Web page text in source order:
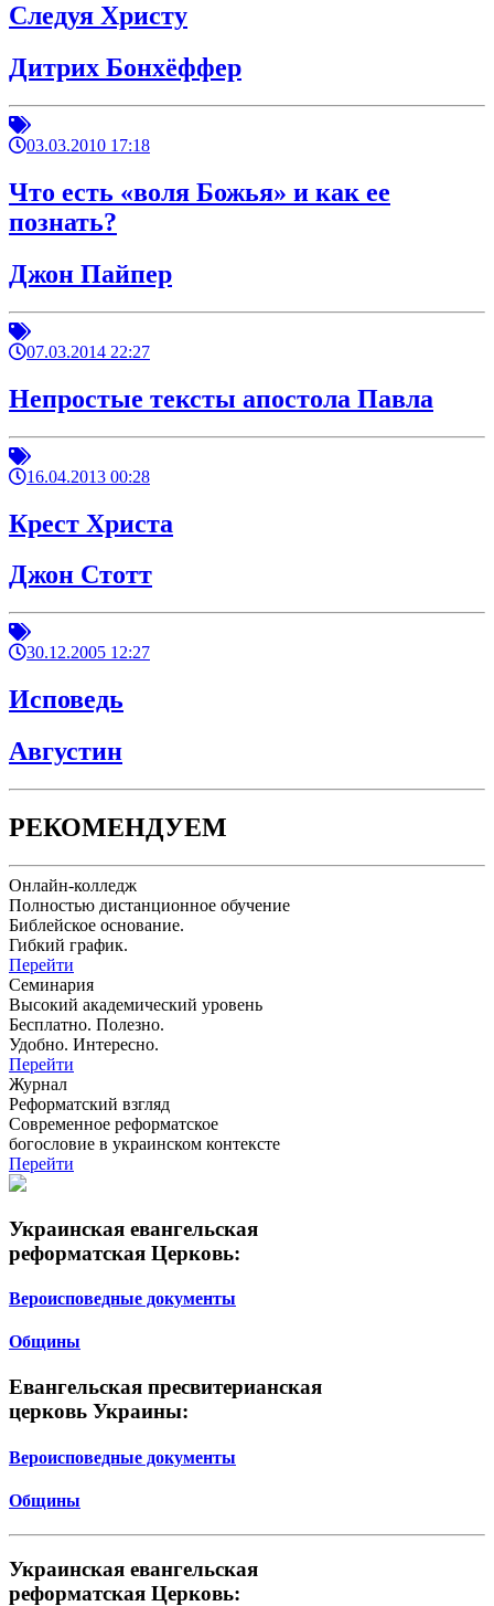
Следуя Христу
Дитрих Бонхёффер
03.03.2010 17:18
Что есть «воля Божья» и как ее
познать?
Джон Пайпер
07.03.2014 22:27
Непростые тексты апостола Павла
16.04.2013 00:28
Крест Христа
Джон Стотт
30.12.2005 12:27
Исповедь
Августин
РЕКОМЕНДУЕМ
Онлайн-колледж
Полностью дистанционное обучение
Библейское основание.
Гибкий график.
Перейти
Семинария
Высокий академический уровень
Бесплатно. Полезно.
Удобно. Интересно.
Перейти
Журнал
Реформатский взгляд
Современное реформатское
богословие в украинском контексте
Перейти
Украинская евангельская
реформатская Церковь:
Вероисповедные документы
Общины
Евангельская пресвитерианская
церковь Украины:
Вероисповедные документы
Общины
Украинская евангельская
реформатская Церковь: